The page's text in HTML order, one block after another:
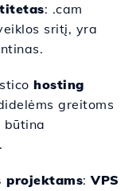
: .cam
sritį, yra
hosting
greitoms
būtina
projektams:VPS